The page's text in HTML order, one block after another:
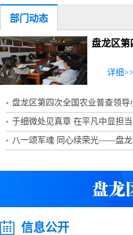
部门动态
盘龙区第
详细>>
盘龙区第四次全国农业普查领导
于细微处见真章 在平凡中显担当
八一颂军魂 同心续荣光——盘龙
信息公开